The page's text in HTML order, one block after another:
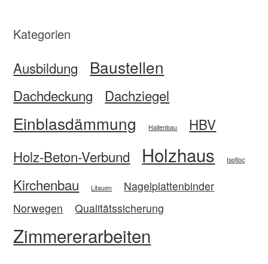
Kategorien
Ausbildung Baustellen
Dachdeckung Dachziegel
Einblasdämmung Hallenbau
HBV
Holz-Beton-Verbund
Holzhaus Isofloc
Kirchenbau Litauen
Nagelplattenbinder
Norwegen
Qualitätssicherung
Zimmererarbeiten